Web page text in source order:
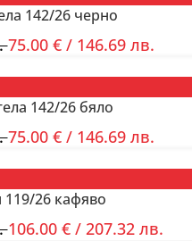
142/26 черно
75.00 €/ 146.69 лв.
142/26 бяло
75.00 €/ 146.69 лв.
26 кафяво
106.00 €/ 207.32 лв.